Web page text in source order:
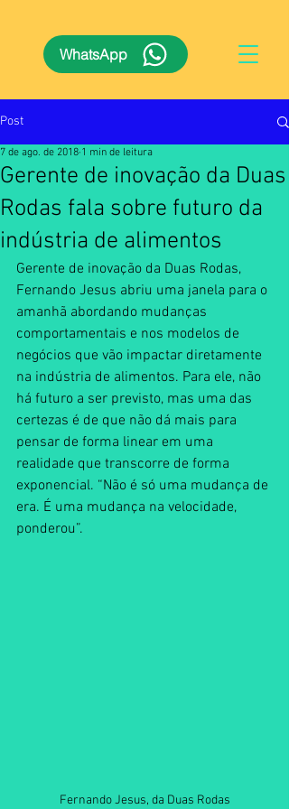
WhatsApp
Post
Gerente de inovação da Duas
Rodas fala sobre futuro da
indústria de alimentos
7 de ago. de 2018 1 min de leitura
Gerente de inovação da Duas Rodas,
Fernando Jesus abriu uma janela para o
amanhã abordando mudanças
comportamentais e nos modelos de
negócios que vão impactar diretamente
na indústria de alimentos. Para ele, não
há futuro a ser previsto, mas uma das
certezas é de que não dá mais para
pensar de forma linear em uma
realidade que transcorre de forma
exponencial. “Não é só uma mudança de
era. É uma mudança na velocidade,
ponderou”.
Fernando Jesus, da Duas Rodas